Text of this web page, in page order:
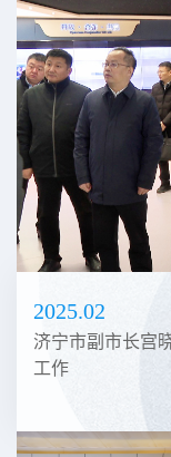
2025.02
济宁市副市长宫
工作